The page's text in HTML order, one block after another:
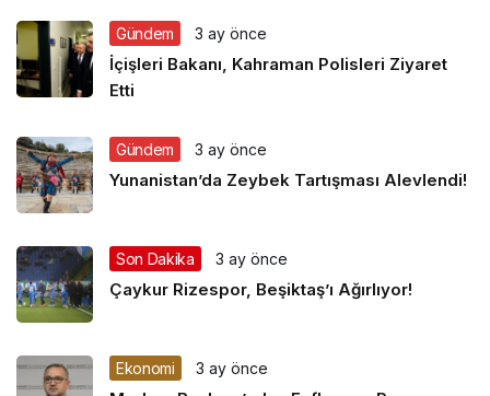
Gündem 3 ay önce
İçişleri Bakanı, Kahraman Polisleri Ziyaret
Etti
Gündem 3 ay önce
Yunanistan’da Zeybek Tartışması Alevlendi!
Son Dakika 3 ay önce
Çaykur Rizespor, Beşiktaş’ı Ağırlıyor!
Ekonomi 3 ay önce